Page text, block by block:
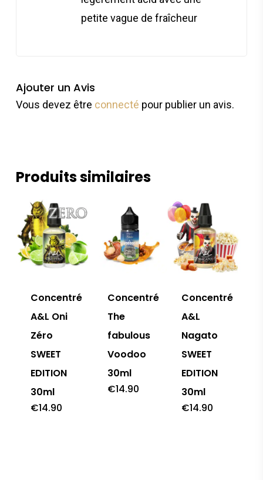
petite vague de fraîcheur
Ajouter un Avis
Vous devez être connecté pour publier un avis.
Produits similaires
Concentré
A&L Oni
Zéro
SWEET
EDITION
30ml
€14.90
Concentré
The
fabulous
Voodoo
30ml
€14.90
Concentré
A&L
Nagato
SWEET
EDITION
30ml
€14.90